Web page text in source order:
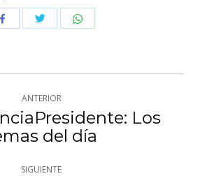
CompartirCompartirCompartir
ANTERIOR
Publicación
anterior:
Los
del día
SIGUIENTE